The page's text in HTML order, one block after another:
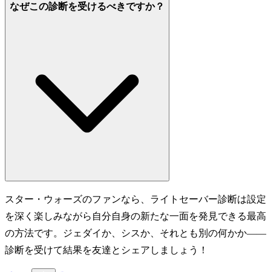
なぜこの診断を受けるべきですか？
スター・ウォーズのファンなら、ライトセーバー診断は設定
を深く楽しみながら自分自身の新たな一面を発見できる最高
の方法です。ジェダイか、シスか、それとも別の何かか——
診断を受けて結果を友達とシェアしましょう！